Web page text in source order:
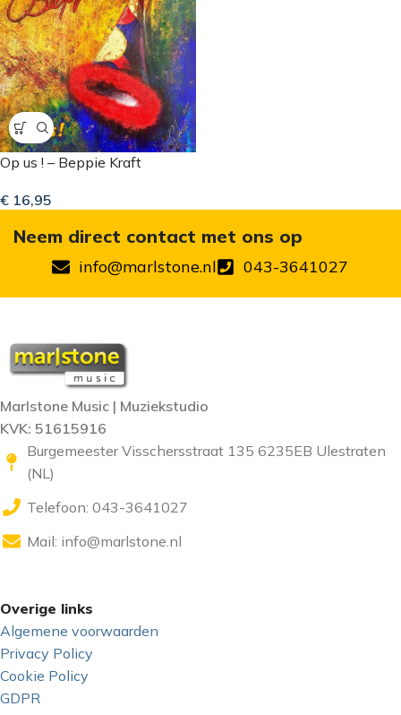
Op us ! – Beppie Kraft
€ 16,95
Neem direct contact met ons op
info@marlstone.nl 043-3641027
Marlstone Music | Muziekstudio
KVK: 51615916
Burgemeester Visschersstraat 135 6235EB Ulestraten
(NL)
Telefoon: 043-3641027
Mail: info@marlstone.nl
Overige links
Algemene voorwaarden
Privacy Policy
Cookie Policy
GDPR